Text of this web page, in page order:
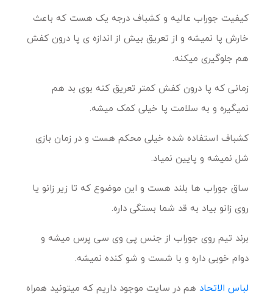
کیفیت جوراب عالیه و کشباف درجه یک هست که باعث
خارش پا نمیشه و از تعریق بیش از اندازه ی پا درون کفش
هم جلوگیری میکنه.
زمانی که پا درون کفش کمتر تعریق کنه بوی بد هم
نمیگیره و به سلامت پا خیلی کمک میشه.
کشباف استفاده شده خیلی محکم هست و در زمان بازی
شل نمیشه و پایین نمیاد.
ساق جوراب ها بلند هست و این موضوع که تا زیر زانو یا
روی زانو بیاد به قد شما بستگی داره.
برند تیم روی جوراب از جنس پی وی سی پرس میشه و
دوام خوبی داره و با شست و شو کنده نمیشه.
لباس الاتحاد هم در سایت موجود داریم که میتونید همراه